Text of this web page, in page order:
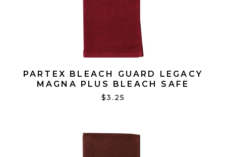
PARTEX BLEACH GUARD LEGACY
MAGNA PLUS BLEACH SAFE
BURGANDY CADA UNA
$3.25